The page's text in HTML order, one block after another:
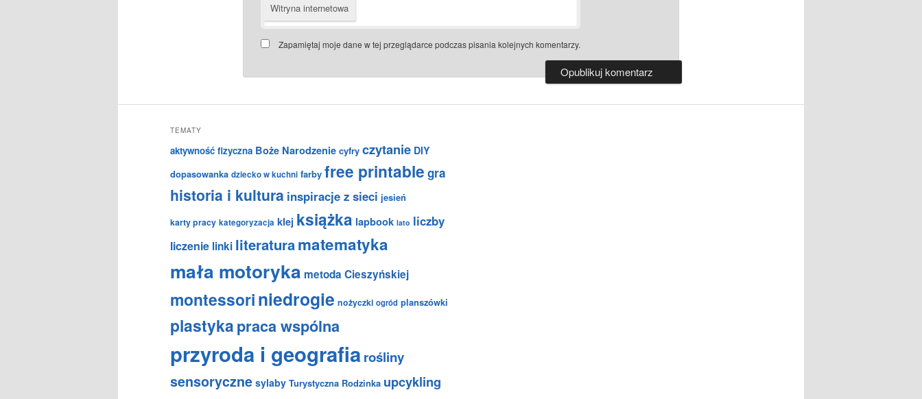
Witryna internetowa
Zapamiętaj moje dane w tej przeglądarce podczas pisania kolejnych komentarzy.
TEMATY
aktywność fizyczna Boże Narodzenie cyfry czytanie DIY
dopasowanka dziecko w kuchni farby free printable gra
historia i kultura inspiracje z sieci jesień
karty pracy kategoryzacja klej książka lapbook lato liczby
liczenie linki literaturamatematyka
mała motoryka metoda Cieszyńskiej
montessoriniedrogie nożyczki ogród planszówki
plastykapraca wspólna
przyroda i geografiarośliny
sensoryczne sylaby Turystyczna Rodzinka upcykling